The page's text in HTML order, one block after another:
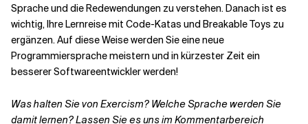
Sprache und die Redewendungen zu verstehen. Danach ist es
wichtig, Ihre Lernreise mit Code-Katas und Breakable Toys zu
ergänzen. Auf diese Weise werden Sie eine neue
Programmiersprache meistern und in kürzester Zeit ein
besserer Softwareentwickler werden!
Was halten Sie von Exercism? Welche Sprache werden Sie
damit lernen? Lassen Sie es uns im Kommentarbereich